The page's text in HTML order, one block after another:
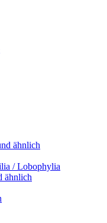
ähnlich
/ Lobophylia
ähnlich